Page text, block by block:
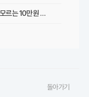
2026년 자동차보험료비교견적, 남들 모르는 10만원 절약 비법 대공개!
돌아가기